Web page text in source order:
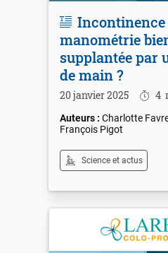
Incontinence
manométrie
supplantée par
de main ?
20 janvier 2025 4
Charlotte
François Pigot
Science et actus